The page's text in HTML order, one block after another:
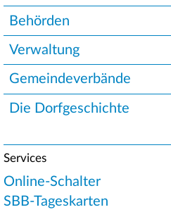
Behörden
Verwaltung
Gemeindeverbände
Die Dorfgeschichte
Services
Online-Schalter
SBB-Tageskarten